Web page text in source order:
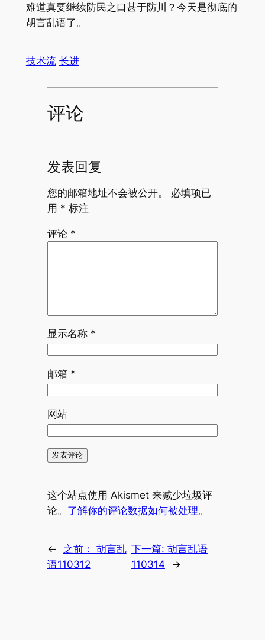
难道真要继续防民之口甚于防川？今天是彻底的
胡言乱语了。
技术流 长进
评论
发表回复
您的邮箱地址不会被公开。
必填项已
用 * 标注
评论 *
显示名称 *
邮箱 *
网站
这个站点使用 Akismet 来减少垃圾评
论。 了解你的评论数据如何被处理。
← 之前： 胡言乱
语110312
下一篇: 胡言乱语
110314
→